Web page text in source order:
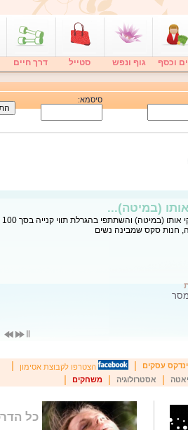
וכסף גוף ונפש סטייל דרך חיים
סיסמא:
(במיטה)...
ספרי לנו איך תדליקי אותו (במיטה) והשתתפי בהגרלת תווי קנייה בסך 100
חנות סקס שמבינה נשים
עסקים הצטרפו לקבוצת אסימון
אסטרולוגיה |משחקים
כל